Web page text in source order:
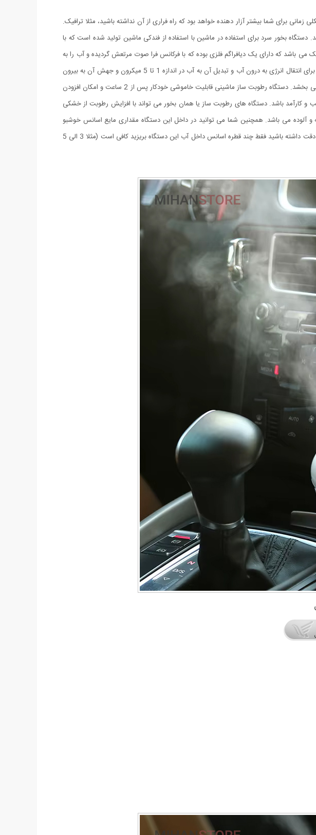
برای شما بیشتر آزار دهنده خواهد بود که راه فراری از آن نداشته باشید، مثلا ترافیک.
بخور سرد برای استفاده در ماشین با استفاده از فندکی ماشین تولید شده است که با
می باشد که دارای یک دیافراگم فلزی بوده که با فرکانس فرا صوت مرتعش گردیده و آب را به
صورت مه به فضای اطراف پراکنده می کند. تکنولوژی التراسونیک (مافوق صوت) یکی از کاملترین و اصولی ترین راهها برای انتقال انرژی به درون آب و تبدیل آن به آب در اندازه 1 تا 5 میکرون و جهش آن به بیرون
توسط یک فن کوچک می باشد. در ضمن یونی که از این دستگاه متصاعد می شود تازگی و رطوبت ویژه ای به محیط می بخشد. دستگاه رطوبت ساز ماشینی قابلیت خاموشی خودکار پس از 2 ساعت و امکان افزودن
و کارآمد باشد. دستگاه های رطوبت ساز یا همان بخور می تواند با افزایش رطوبت از خشکی
آلوده می باشد. همچنین شما می توانید در داخل این دستگاه مقداری مایع اسانس خوشبو
کننده بریزید تا به غیر از بخور سردی که دستگاه تولید می کند به عنوان یک خوشبو کننده داخل اتومبیل شما عمل کند. دقت داشته باشید فقط چند قطره اسانس داخل آب این دستگاه بریزید کافی است (مثلا 3 الی 5